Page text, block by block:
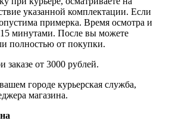
указанной комплектации. Если
примерка. Время осмотра и
минутами. После вы можете
полностью от покупки.
заказе от 3000 рублей.
городе курьерская служба,
магазина.